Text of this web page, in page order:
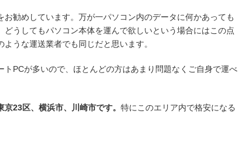
勧めしています。万が一パソコン内のデータに何かあっても
うしてもパソコン本体を運んで欲しいという場合にはこの点
うな運送業者でも同じだと思います。
PCが多いので、ほとんどの方はあまり問題なくご自身で運べ
23区、横浜市、川崎市です。 特にこのエリア内で格安になる